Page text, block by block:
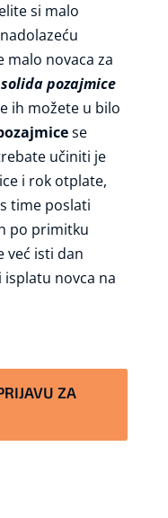
si malo
malo novaca za
solida pozajmice
ih možete u bilo
se
učiniti je
i rok otplate,
time poslati
po primitku
već isti dan
novca na
ZA